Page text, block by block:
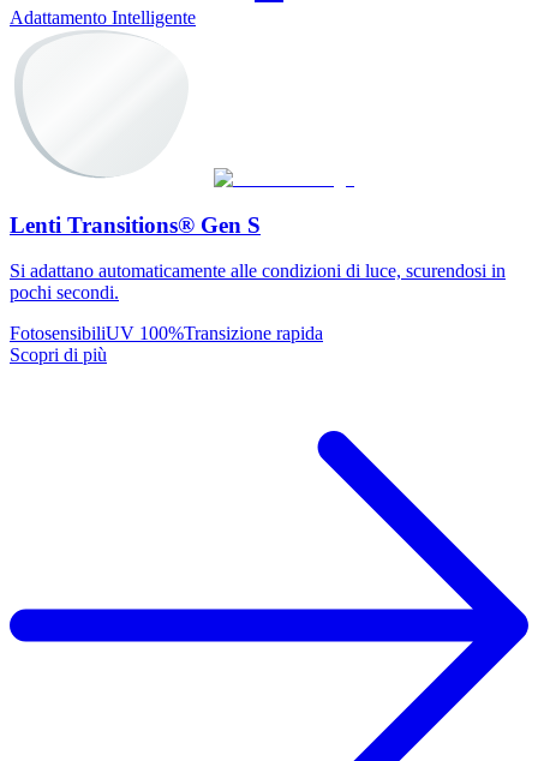
Adattamento Intelligente
Lenti Transitions® Gen S
Si adattano automaticamente alle condizioni di luce, scurendosi in
pochi secondi.
FotosensibiliUV 100%Transizione rapida
Scopri di più